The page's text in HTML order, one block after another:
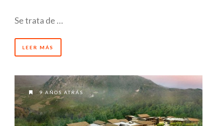
Se trata de …
LEER MÁS
9 AÑOS ATRÁS